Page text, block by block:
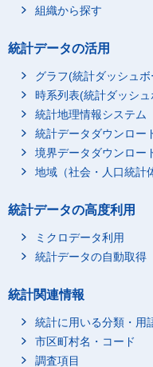
組織から探す
統計データの活用
グラフ(統計ダッシュボ
時系列表(統計ダッシュ
統計地理情報システム
統計データダウンロー
境界データダウンロー
地域（社会・人口統計
統計データの高度利用
ミクロデータ利用
統計データの自動取得
統計関連情報
統計に用いる分類・用
市区町村名・コード
調査項目